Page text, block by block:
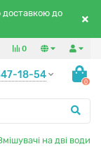
доставкою до
0
18-54
0
на дві води